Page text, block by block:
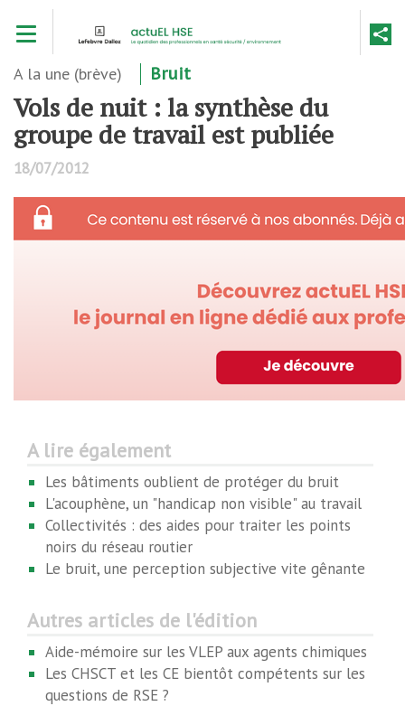
contenu
A la une (brève) Bruit
Vols de nuit : la synthèse du
groupe de travail est publiée
18/07/2012
A lire également
Les bâtiments oublient de protéger du bruit
L'acouphène, un "handicap non visible" au travail
Collectivités : des aides pour traiter les points
noirs du réseau routier
Le bruit, une perception subjective vite gênante
Autres articles de l'édition
Aide-mémoire sur les VLEP aux agents chimiques
Les CHSCT et les CE bientôt compétents sur les
questions de RSE ?